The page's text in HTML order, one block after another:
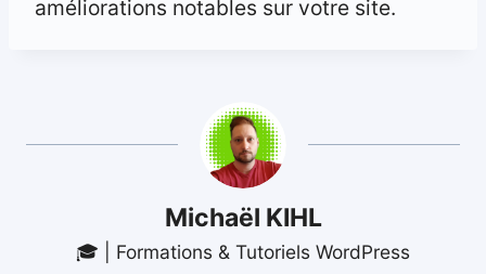
améliorations notables sur votre site.
Michaël KIHL
🎓 | Formations & Tutoriels WordPress